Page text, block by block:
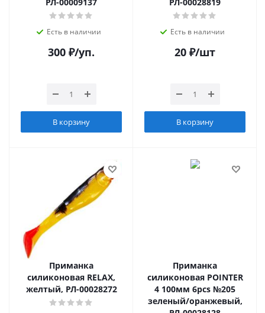
Есть в наличии
300 ₽/уп.
В корзину
Есть в наличии
20 ₽/шт
В корзину
Приманка
силиконовая RELAX,
желтый, РЛ-00028272
Приманка
силиконовая POINTER
4 100мм 6pcs №205
зеленый/оранжевый,